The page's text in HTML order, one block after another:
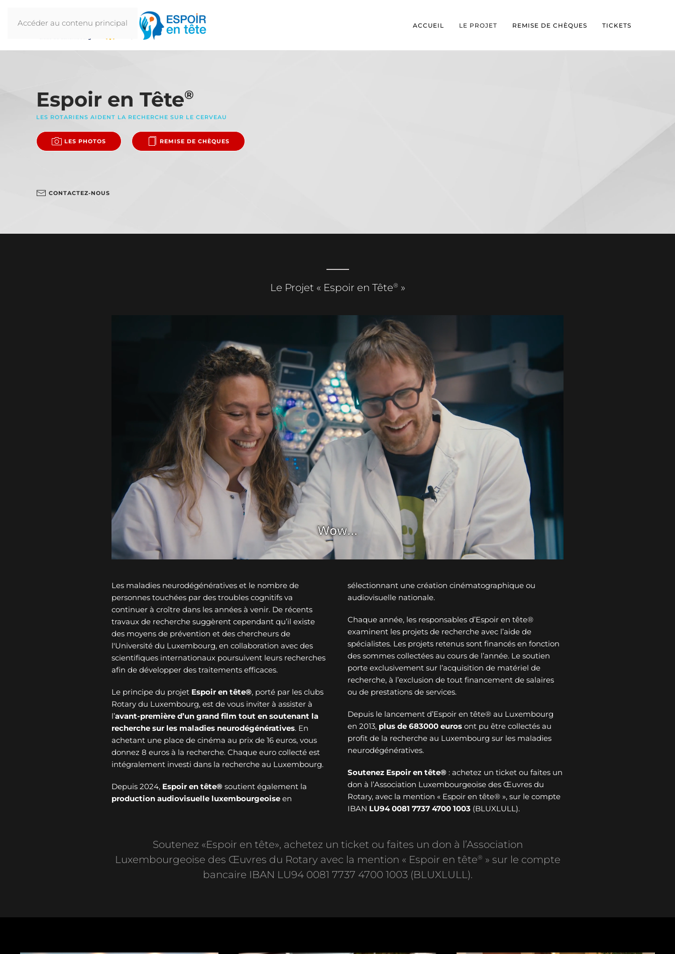
Accéder au contenu principal ACCUEIL LE PROJET REMISE DE CHÈQUES TICKETS
Espoir en Tête®
LES ROTARIENS AIDENT LA RECHERCHE SUR LE CERVEAU
LES PHOTOS REMISE DE CHÈQUES
CONTACTEZ-NOUS
Le Projet « Espoir en Tête® »
Les maladies neurodégénératives et le nombre de
personnes touchées par des troubles cognitifs va
continuer à croître dans les années à venir. De récents
travaux de recherche suggèrent cependant qu’il existe
des moyens de prévention et des chercheurs de
l'Université du Luxembourg, en collaboration avec des
scientifiques internationaux poursuivent leurs recherches
afin de développer des traitements efficaces.
Le principe du projet Espoir en tête®, porté par les clubs
Rotary du Luxembourg, est de vous inviter à assister à
l’avant-première d’un grand film tout en soutenant la
recherche sur les maladies neurodégénératives. En
achetant une place de cinéma au prix de 16 euros, vous
donnez 8 euros à la recherche. Chaque euro collecté est
intégralement investi dans la recherche au Luxembourg.
Depuis 2024, Espoir en tête® soutient également la
production audiovisuelle luxembourgeoise en
sélectionnant une création cinématographique ou
audiovisuelle nationale.
Chaque année, les responsables d’Espoir en tête®
examinent les projets de recherche avec l’aide de
spécialistes. Les projets retenus sont financés en fonction
des sommes collectées au cours de l’année. Le soutien
porte exclusivement sur l’acquisition de matériel de
recherche, à l’exclusion de tout financement de salaires
ou de prestations de services.
Depuis le lancement d’Espoir en tête® au Luxembourg
en 2013, plus de 683000 euros ont pu être collectés au
profit de la recherche au Luxembourg sur les maladies
neurodégénératives.
Soutenez Espoir en tête® : achetez un ticket ou faites un
don à l’Association Luxembourgeoise des Œuvres du
Rotary, avec la mention « Espoir en tête® », sur le compte
IBAN LU94 0081 7737 4700 1003 (BLUXLULL).
Soutenez «Espoir en tête», achetez un ticket ou faites un don à l’Association
Luxembourgeoise des Œuvres du Rotary avec la mention « Espoir en tête® » sur le compte
bancaire IBAN LU94 0081 7737 4700 1003 (BLUXLULL).